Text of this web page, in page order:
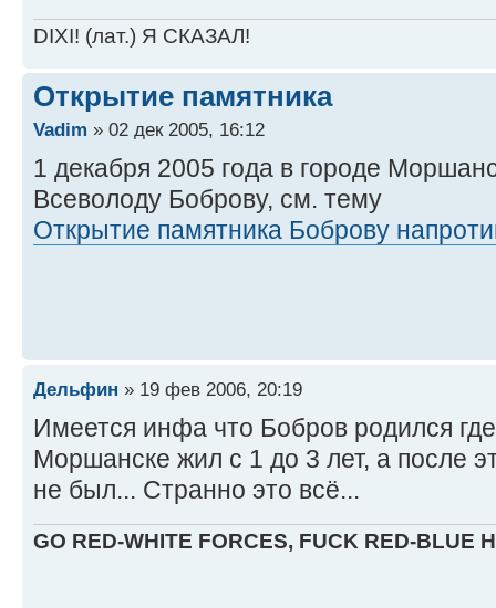
DIXI! (лат.) Я СКАЗАЛ!
Открытие памятника
Vadim » 02 дек 2005, 16:12
1 декабря 2005 года в городе
Всеволоду Боброву, см. тему
Открытие памятника Боброву
Дельфин » 19 фев 2006, 20:19
Имеется инфа что Бобров родился
Моршанске жил с 1 до 3 лет, а после
не был... Странно это всё...
GO RED-WHITE FORCES, FUCK RED-BLUE